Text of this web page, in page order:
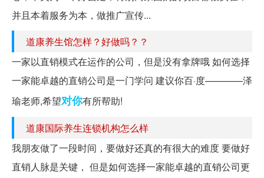
并且本着服务为本，做推广宣传...
道康养生馆怎样？好做吗？？
一家以直销模式在运作的公司，但是没有拿牌哦 如何选择
一家能卓越的直销公司是一门学问 建议你百·度————泽
瑜老师,希望对你有所帮助!
道康国际养生连锁机构怎么样
我朋友做了一段时间，要做好还真的有很大的难度 要做好
直销人脉是关键， 但是如何选择一家能卓越的直销公司更